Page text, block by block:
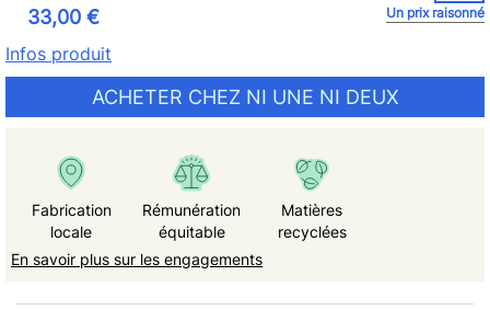
33,00 € Un prix raisonné
Infos produit
ACHETER CHEZ NI UNE NI DEUX
Fabrication
locale
Rémunération
équitable
Matières
recyclées
En savoir plus sur les engagements